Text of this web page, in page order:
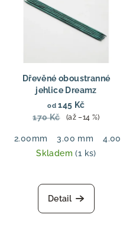
Dřevěné oboustranné
jehlice Dreamz
od 145 Kč
170 Kč
(až –14 %)
2.00mm 3.00 mm 4.00 mm
Skladem(1 ks)
Detail